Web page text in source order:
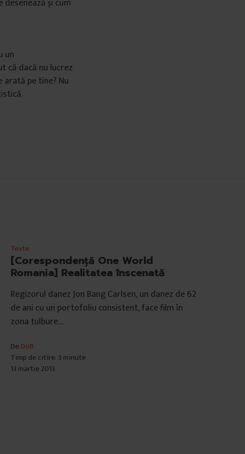
un
că dacă nu lucrez
arată pe tine? Nu
Texte
[Corespondenţă One World
Romania] Realitatea înscenată
Regizorul danez Jon Bang Carlsen, un danez de 62
de ani cu un portofoliu consistent, face film în
zona tulbure…
De DoR
Timp de citire: 3 minute
13 martie 2013